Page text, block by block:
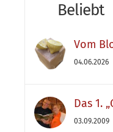
Beliebt
Vom
04.06.2026
Das 1.
03.09.2009